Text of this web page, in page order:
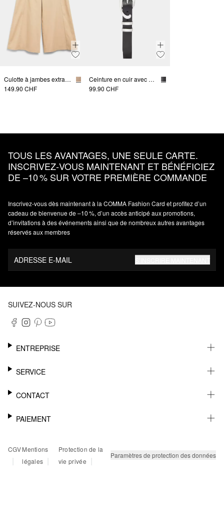
Culotte à jambes extra-larges
149.90 CHF
Ceinture en cuir avec boucle décorative
99.90 CHF
TOUS LES AVANTAGES, UNE SEULE CARTE.
INSCRIVEZ‑VOUS MAINTENANT ET BÉNÉFICIEZ
DE –10 % SUR VOTRE PREMIÈRE COMMANDE
Inscrivez‑vous dès maintenant à la COMMA Fashion Card et profitez d’un
cadeau de bienvenue de –10 %, d’un accès anticipé aux promotions,
d’invitations à des événements ainsi que de nombreux autres avantages
réservés aux membres
ADRESSE E-MAIL
SUIVEZ-NOUS SUR
ENTREPRISE
CARRIÈRE
SERVICE
NEWSLETTER
MÉMO
RETOURS
FAQ
CONTACT
AIDE
PAIEMENT
PAYPAL
CARTE BANCAIRE
CGV
|
Mentions
légales |
Protection de la
vie privée
| Paramètres de protection des données